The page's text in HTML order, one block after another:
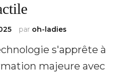
par oh-ladies
s'apprête à
majeure avec